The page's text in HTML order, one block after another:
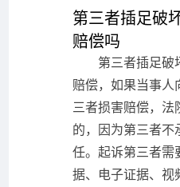
第三者插足破
赔偿吗
第三者插足破
赔偿，如果当事人
三者损害赔偿，法
的，因为第三者不
任。起诉第三者需
据、电子证据、视